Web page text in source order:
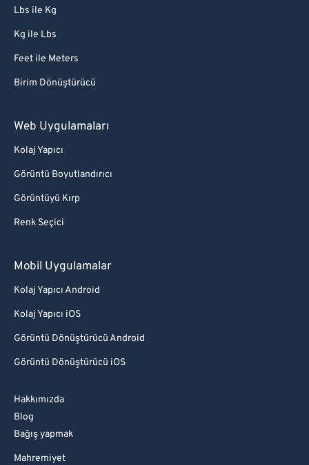
Lbs ile Kg
Kg ile Lbs
Feet ile Meters
Birim Dönüştürücü
Web Uygulamaları
Kolaj Yapıcı
Görüntü Boyutlandırıcı
Görüntüyü Kırp
Renk Seçici
Mobil Uygulamalar
Kolaj Yapıcı Android
Kolaj Yapıcı iOS
Görüntü Dönüştürücü Android
Görüntü Dönüştürücü iOS
Hakkımızda
Blog
Bağış yapmak
Mahremiyet